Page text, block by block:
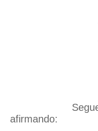
Segue a
afirmando: